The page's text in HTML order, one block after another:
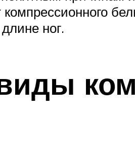
ног.